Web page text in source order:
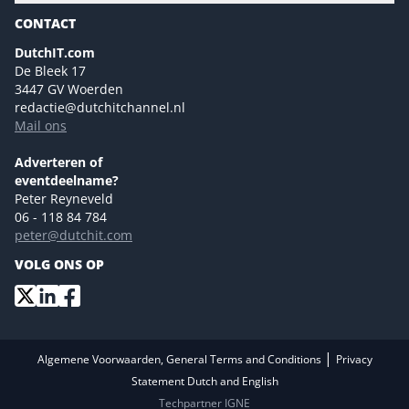
Magazines
Marketingmogelijkheden 2026
Eventmogelijkheden 2026
Advertising opportunities 2026 ENG
Event opportunities 2026 ENG
NL Digital
Versturen
CONTACT
DutchIT.com
De Bleek 17
3447 GV Woerden
redactie@dutchitchannel.nl
Mail ons
Adverteren of
eventdeelname?
Peter Reyneveld
06 - 118 84 784
peter@dutchit.com
VOLG ONS OP
Algemene Voorwaarden, General Terms and Conditions | Privacy
Statement Dutch and English
Techpartner IGNE